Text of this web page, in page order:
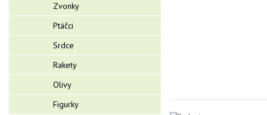
Zvonky
Ptáčci
Srdce
Rakety
Olivy
Figurky